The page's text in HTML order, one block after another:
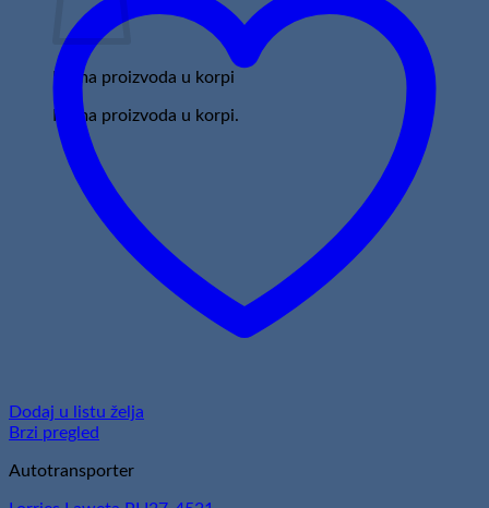
Nema proizvoda u korpi
Nema proizvoda u korpi.
Dodaj u listu želja
Brzi pregled
Autotransporter